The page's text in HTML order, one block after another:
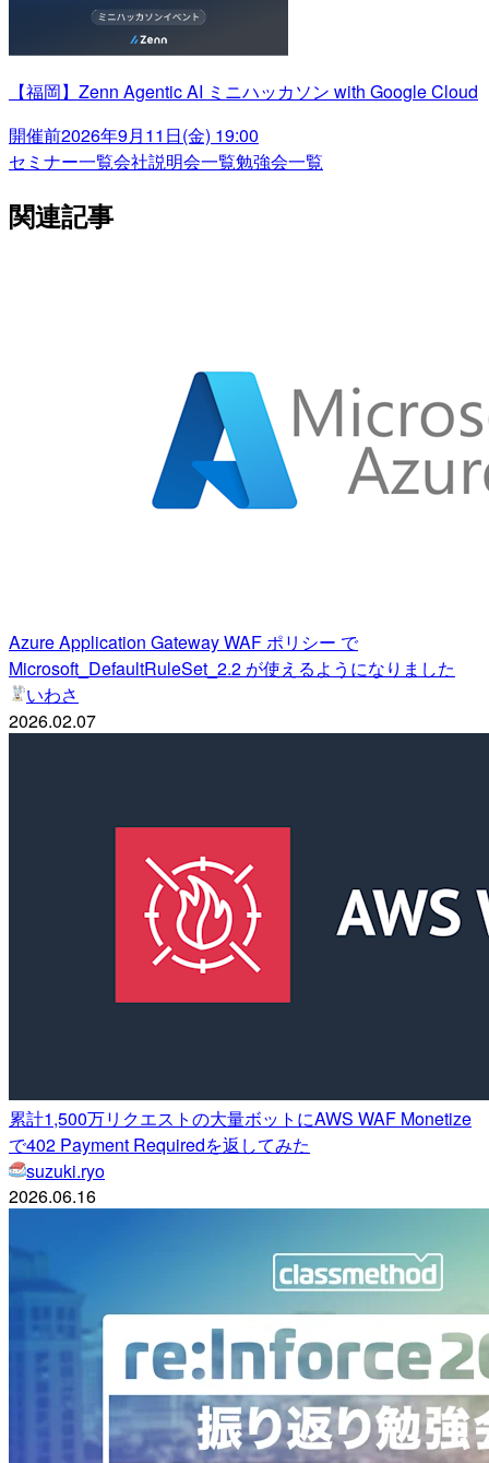
【福岡】Zenn Agentic AI ミニハッカソン with Google Cloud
開催前2026年9月11日(金) 19:00
セミナー一覧会社説明会一覧勉強会一覧
関連記事
Azure Application Gateway WAF ポリシー で
Microsoft_DefaultRuleSet_2.2 が使えるようになりました
いわさ
2026.02.07
累計1,500万リクエストの大量ボットにAWS WAF Monetize
で402 Payment Requiredを返してみた
suzuki.ryo
2026.06.16